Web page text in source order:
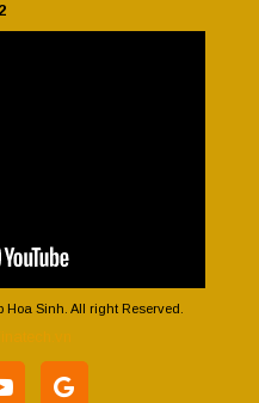
Hoa Sinh. All right Reserved.